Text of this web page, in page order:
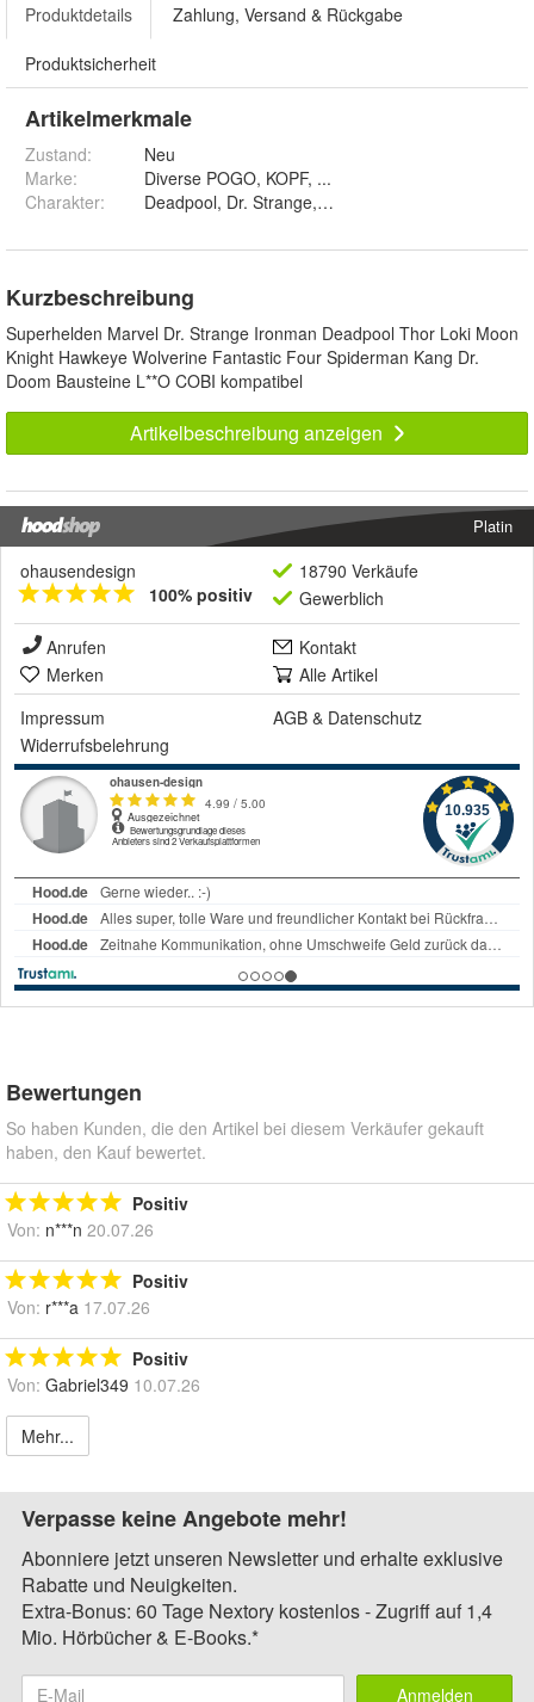
Produktdetails Zahlung, Versand & Rückgabe
Produktsicherheit
Artikelmerkmale
Zustand:
Neu
Marke:
Diverse POGO, KOPF, ...
Charakter: Deadpool, Dr. Strange, Ironman MK 50,
Kurzbeschreibung
Superhelden Marvel Dr. Strange Ironman Deadpool Thor Loki Moon
Knight Hawkeye Wolverine Fantastic Four Spiderman Kang Dr.
Doom Bausteine L**O COBI kompatibel
Artikelbeschreibung anzeigen
Platin
ohausendesign
100% positiv
18790 Verkäufe
Gewerblich
Anrufen
Kontakt
Merken
Alle Artikel
Impressum
AGB & Datenschutz
Widerrufsbelehrung
Bewertungen
So haben Kunden, die den Artikel bei diesem Verkäufer gekauft
haben, den Kauf bewertet.
Positiv
Von: n***n 20.07.26
Positiv
Von: r***a 17.07.26
Positiv
Von: Gabriel349 10.07.26
Mehr...
Verpasse keine Angebote mehr!
Abonniere jetzt unseren Newsletter und erhalte exklusive
Rabatte und Neuigkeiten.
Extra-Bonus: 60 Tage Nextory kostenlos - Zugriff auf 1,4
Mio. Hörbücher & E-Books.*
Anmelden